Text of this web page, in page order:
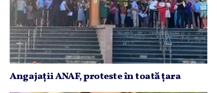
Angajaţii ANAF, proteste în toată ţara